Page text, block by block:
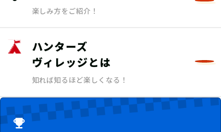
楽しみ方をご紹介！
ハンターズ
ヴィレッジとは
知れば知るほど楽しくなる！